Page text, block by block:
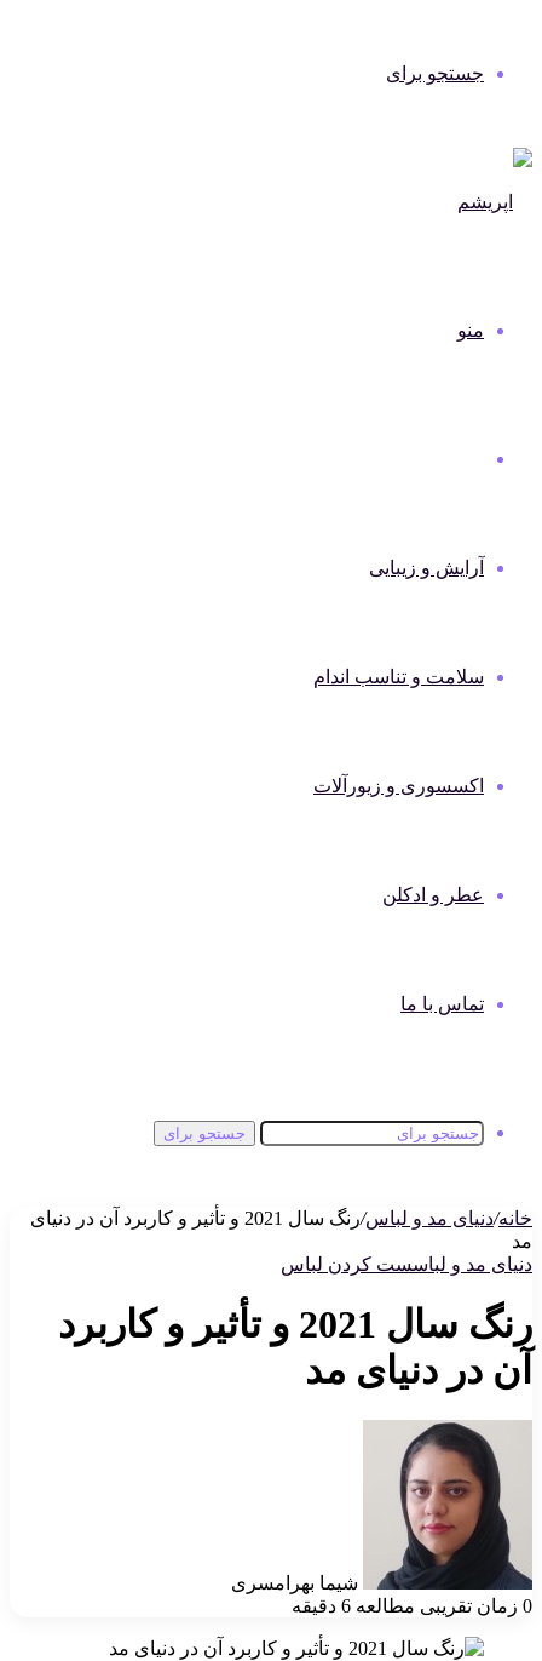
جستجو برای
منو
آرایش و زیبایی
سلامت و تناسب اندام
اکسسوری و زیورآلات
عطر و ادکلن
تماس با ما
جستجو برای
خانه/دنیای مد و لباس/
رنگ سال 2021 و تأثیر و کاربرد آن در دنیای
مد
دنیای مد و لباسست کردن لباس
رنگ سال 2021 و تأثیر و کاربرد
آن در دنیای مد
شیما بهرامسری
0 زمان تقریبی مطالعه 6 دقیقه